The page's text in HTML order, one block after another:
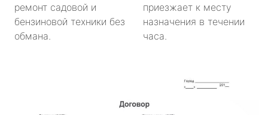
ремонт садовой и
бензиновой техники без
обмана.
приезжает к месту
назначения в течении
часа.